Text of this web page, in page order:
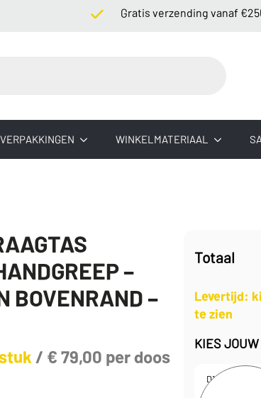
Gratis verzending vanaf €250,- in
WINKELMATERIAAL
–
BOVENRAND –
/ € 79,00 per doos
Totaal
Levertijd:
te zien
KIES
D120550
18 x 8 x 25 + 5